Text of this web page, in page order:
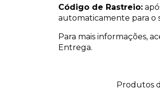
Código de Rastreio:
automaticamente para o
Para mais informações,
Entrega.
Produtos